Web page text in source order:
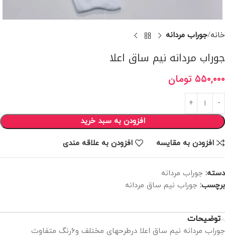
خانه جوراب مردانه
جوراب مردانه نیم ساق اعلا
۵۵۰,۰۰۰ تومان
افزودن به سبد خرید
افزودن به مقایسه افزودن به علاقه مندی
دسته: جوراب مردانه
برچسب: جوراب نیم ساق مردانه
توضیحات
جوراب مردانه نیم ساق اعلا درطرحهای مختلف و۶رنگ متفاوت